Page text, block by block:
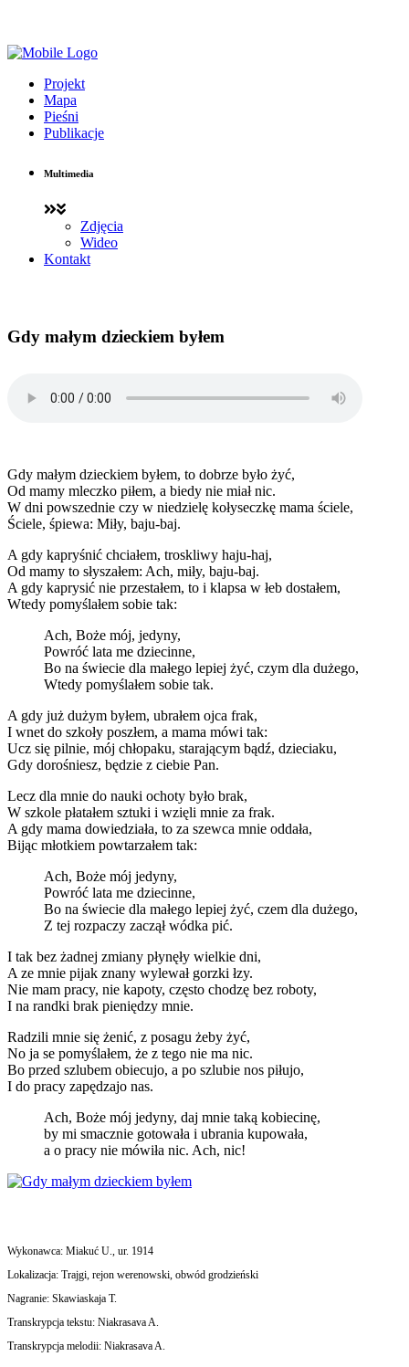
Projekt
Mapa
Pieśni
Publikacje
Multimedia
Zdjęcia
Wideo
Kontakt
Gdy małym dzieckiem byłem
Gdy małym dzieckiem byłem, to dobrze było żyć,
Od mamy mleczko piłem, a biedy nie miał nic.
W dni powszednie czy w niedzielę kołyseczkę mama ściele,
Ściele, śpiewa: Miły, baju-baj.
A gdy kapryśnić chciałem, troskliwy haju-haj,
Od mamy to słyszałem: Ach, miły, baju-baj.
A gdy kaprysić nie przestałem, to i klapsa w łeb dostałem,
Wtedy pomyślałem sobie tak:
Ach, Boże mój, jedyny,
Powróć lata me dziecinne,
Bo na świecie dla małego lepiej żyć, czym dla dużego,
Wtedy pomyślałem sobie tak.
A gdy już dużym byłem, ubrałem ojca frak,
I wnet do szkoły poszłem, a mama mówi tak:
Ucz się pilnie, mój chłopaku, starającym bądź, dzieciaku,
Gdy dorośniesz, będzie z ciebie Pan.
Lecz dla mnie do nauki ochoty było brak,
W szkole płatałem sztuki i wzięli mnie za frak.
A gdy mama dowiedziała, to za szewca mnie oddała,
Bijąc młotkiem powtarzałem tak:
Ach, Boże mój jedyny,
Powróć lata me dziecinne,
Bo na świecie dla małego lepiej żyć, czem dla dużego,
Z tej rozpaczy zaczął wódka pić.
I tak bez żadnej zmiany płynęły wielkie dni,
A ze mnie pijak znany wylewał gorzki łzy.
Nie mam pracy, nie kapoty, często chodzę bez roboty,
I na randki brak pieniędzy mnie.
Radzili mnie się żenić, z posagu żeby żyć,
No ja se pomyślałem, że z tego nie ma nic.
Bo przed szlubem obiecujo, a po szlubie nos piłujo,
I do pracy zapędzajo nas.
Ach, Boże mój jedyny, daj mnie taką kobiecinę,
by mi smacznie gotowała i ubrania kupowała,
a o pracy nie mówiła nic. Ach, nic!
Wykonawca: Miakuć U., ur. 1914
Lokalizacja: Trajgi, rejon werenowski, obwód grodzieński
Nagranie: Skawiaskaja T.
Transkrypcja tekstu: Niakrasava A.
Transkrypcja melodii: Niakrasava A.